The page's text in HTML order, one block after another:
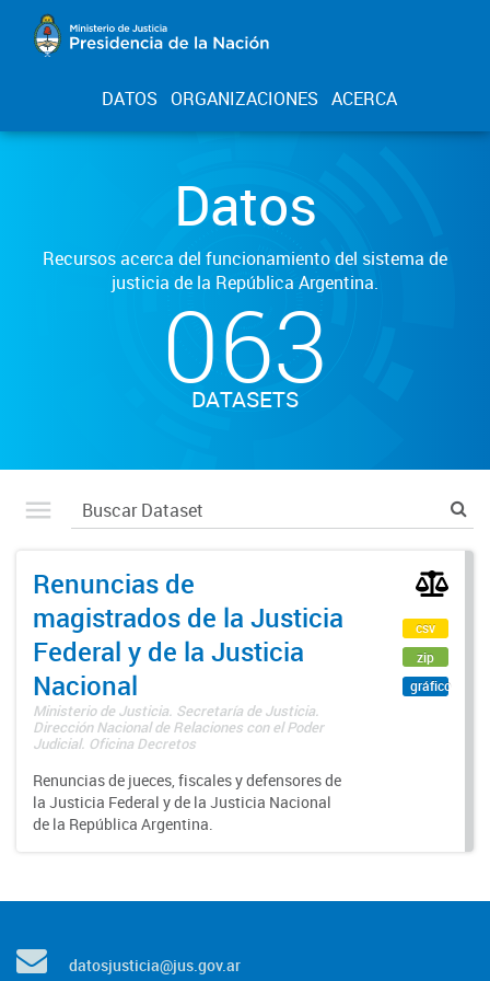
DATOS ORGANIZACIONES ACERCA
Datos
Recursos acerca del funcionamiento del sistema de
justicia de la República Argentina.
063
DATASETS
Renuncias de
magistrados de la Justicia
Federal y de la Justicia
Nacional
Ministerio de Justicia. Secretaría de Justicia.
Dirección Nacional de Relaciones con el Poder
Judicial. Oficina Decretos
Renuncias de jueces, fiscales y defensores de
la Justicia Federal y de la Justicia Nacional
de la República Argentina.
csv
zip
gráfico
datosjusticia@jus.gov.ar